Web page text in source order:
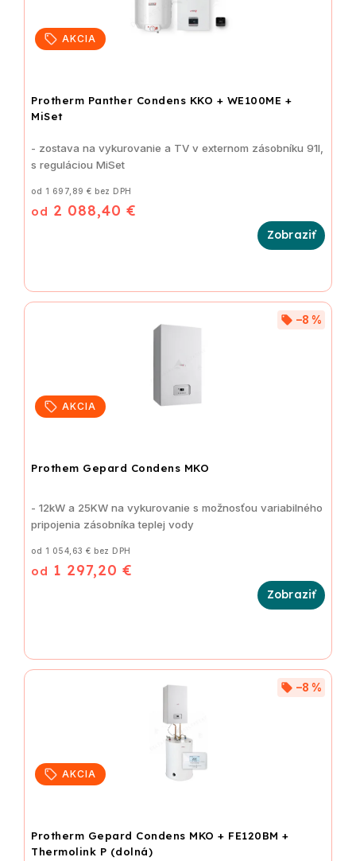
AKCIA
Protherm Panther Condens KKO + WE100ME +
MiSet
od 1 697,89 € bez DPH
od 2 088,40 €
- zostava na vykurovanie a TV v externom zásobníku 91l,
s reguláciou MiSet
AKCIA
Prothem Gepard Condens MKO
–8 %
od 1 054,63 € bez DPH
od 1 297,20 €
- 12kW a 25KW na vykurovanie s možnosťou variabilného
pripojenia zásobníka teplej vody
AKCIA
Protherm Gepard Condens MKO + FE120BM +
Thermolink P (dolná)
–8 %